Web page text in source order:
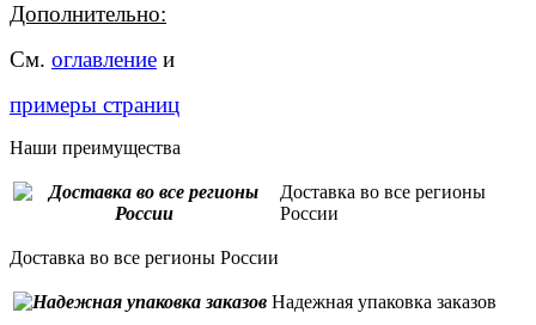
Дополнительно:
См. оглавление и
примеры страниц
Наши преимущества
Доставка во все регионы
России
Доставка во все регионы России
Надежная упаковка заказов